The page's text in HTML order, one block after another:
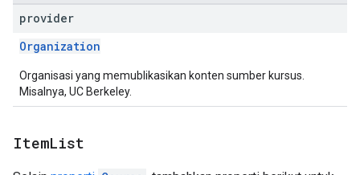
provider
Organization
Organisasi yang memublikasikan konten sumber kursus.
Misalnya, UC Berkeley.
ItemList